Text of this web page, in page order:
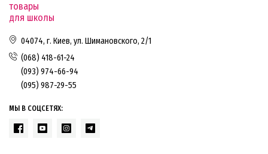
товары
для школы
04074, г. Киев, ул. Шимановского, 2/1
(068) 418-61-24
(093) 974-66-94
(095) 987-29-55
МЫ В СОЦСЕТЯХ: